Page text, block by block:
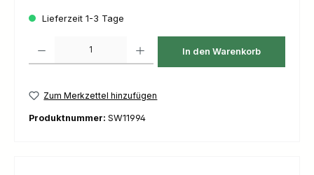
Lieferzeit 1-3 Tage
In den Warenkorb
Zum Merkzettel hinzufügen
Produktnummer: SW11994